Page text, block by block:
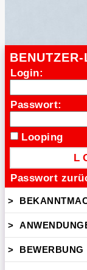
Login:
Passwort:
Looping
Passwort
>
>
> BEWERBUNG